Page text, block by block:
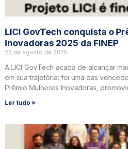
LICI GovTech conquista o
Inovadoras 2025 da FINEP
22 de agosto de 2025
A LICI GovTech acaba de alcançar
em sua trajetória: foi uma das
Prêmio Mulheres Inovadoras,
Ler tudo »